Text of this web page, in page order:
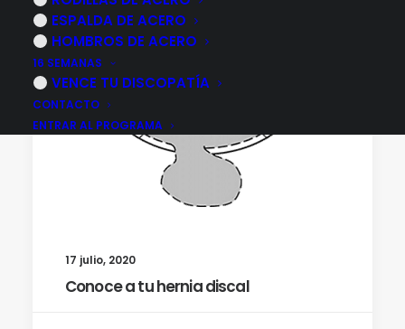
ESPALDA DE ACERO
HOMBROS DE ACERO
16 SEMANAS
VENCE TU DISCOPATÍA
CONTACTO
ENTRAR AL PROGRAMA
17 julio, 2020
Conoce a tu hernia discal